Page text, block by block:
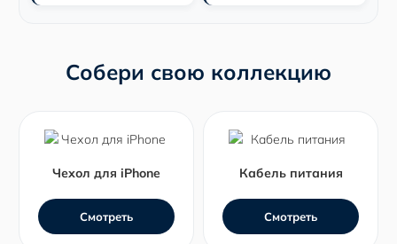
Собери свою коллекцию
Чехол для iPhone
Смотреть
Кабель питания
Смотреть